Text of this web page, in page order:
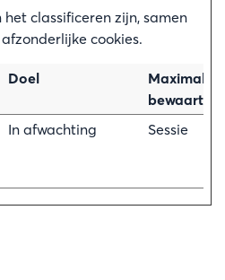
classificeren zijn, samen
cookies.
Doel
Maximale
In afwachting Sessie